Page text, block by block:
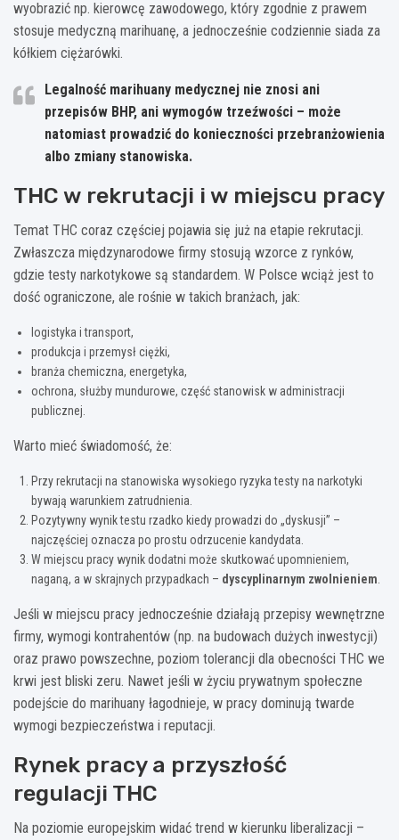
wyobrazić np. kierowcę zawodowego, który zgodnie z prawem
stosuje medyczną marihuanę, a jednocześnie codziennie siada za
kółkiem ciężarówki.
Legalność marihuany medycznej nie znosi ani
przepisów BHP, ani wymogów trzeźwości – może
natomiast prowadzić do konieczności przebranżowienia
albo zmiany stanowiska.
THC w rekrutacji i w miejscu pracy
Temat THC coraz częściej pojawia się już na etapie rekrutacji.
Zwłaszcza międzynarodowe firmy stosują wzorce z rynków,
gdzie testy narkotykowe są standardem. W Polsce wciąż jest to
dość ograniczone, ale rośnie w takich branżach, jak:
logistyka i transport,
produkcja i przemysł ciężki,
branża chemiczna, energetyka,
ochrona, służby mundurowe, część stanowisk w administracji
publicznej.
Warto mieć świadomość, że:
Przy rekrutacji na stanowiska wysokiego ryzyka testy na narkotyki
bywają warunkiem zatrudnienia.
Pozytywny wynik testu rzadko kiedy prowadzi do „dyskusji” –
najczęściej oznacza po prostu odrzucenie kandydata.
W miejscu pracy wynik dodatni może skutkować upomnieniem,
naganą, a w skrajnych przypadkach – dyscyplinarnym zwolnieniem
Jeśli w miejscu pracy jednocześnie działają przepisy wewnętrzne
firmy, wymogi kontrahentów (np. na budowach dużych inwestycji)
oraz prawo powszechne, poziom tolerancji dla obecności THC we
krwi jest bliski zeru. Nawet jeśli w życiu prywatnym społeczne
podejście do marihuany łagodnieje, w pracy dominują twarde
wymogi bezpieczeństwa i reputacji.
Rynek pracy a przyszłość
regulacji THC
Na poziomie europejskim widać trend w kierunku liberalizacji –